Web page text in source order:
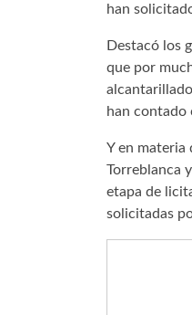
han
Destacó los
que por
han contado
Y en materia
Torreblanca
etapa de
solicitadas